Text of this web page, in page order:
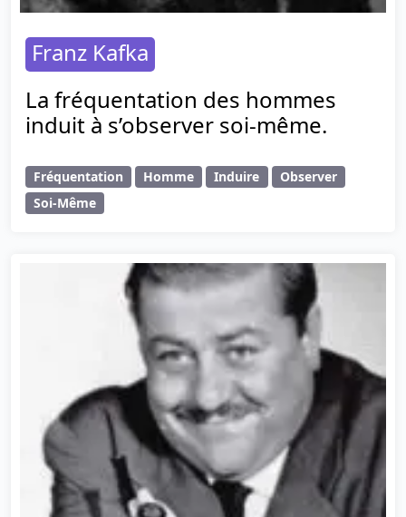
Franz Kafka
La fréquentation des hommes
induit à s’observer soi-même.
Fréquentation Homme Induire
Observer
Soi-Même